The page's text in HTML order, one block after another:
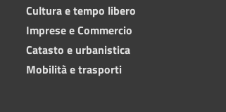
Cultura e tempo libero
Imprese e Commercio
Catasto e urbanistica
Mobilità e trasporti